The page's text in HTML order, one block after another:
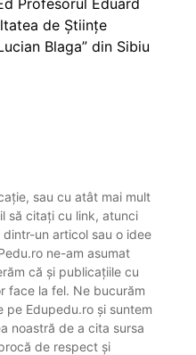
Profesorul Eduard
de Științe
Blaga” din Sibiu
sau cu atât mai mult
să citați cu link, atunci
un articol sau o idee
ne-am asumat
că și publicațiile cu
face la fel. Ne bucurăm
Edupedu.ro și suntem
noastră de a cita sursa
de respect și